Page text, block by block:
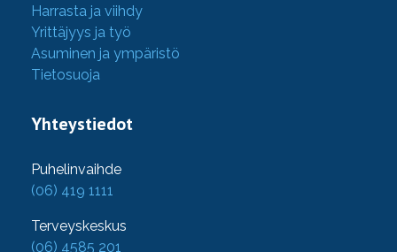
Harrasta ja viihdy
Yrittäjyys ja työ
Asuminen ja ympäristö
Tietosuoja
Yhteystiedot
Puhelinvaihde
(06) 419 1111
Terveyskeskus
(06) 4585 201